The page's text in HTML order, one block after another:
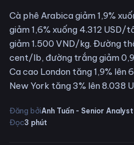
Cà phê Arabica giảm 1,9%
giảm 1,6% xuống 4.312 USD/
giảm 1.500 VND/kg. Đường
cent/lb, đường trắng giảm
Ca cao London tăng 1,9% lên
New York tăng 3% lên 8.038
Đăng bởiAnh Tuấn - Senior Analyst
Đọc3 phút